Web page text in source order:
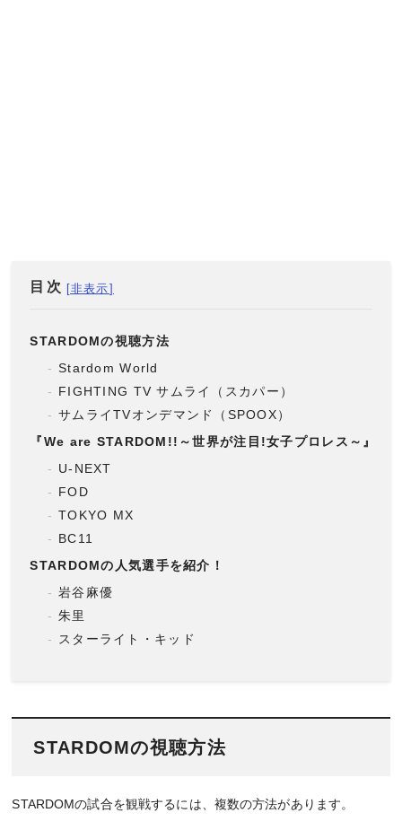
目次
STARDOMの視聴方法
Stardom World
FIGHTING TV サムライ（スカパー）
サムライTVオンデマンド（SPOOX）
『We are STARDOM!!～世界が注目!女子プロレス～』の
U-NEXT
FOD
TOKYO MX
BC11
STARDOMの人気選手を紹介！
岩谷麻優
朱里
スターライト・キッド
STARDOMの視聴方法
STARDOMの試合を観戦するには、複数の方法があります。